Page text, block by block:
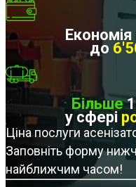
Економія
до
Більше
у сфері
Ціна послуги
Заповніть форму
найближчим часом!